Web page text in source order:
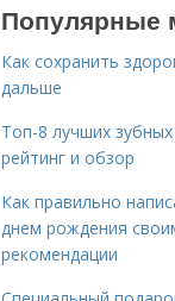
Популярные
Как сохранить
дальше
Топ-8 лучших
рейтинг и обзор
Как правильно
днем рождения
рекомендации